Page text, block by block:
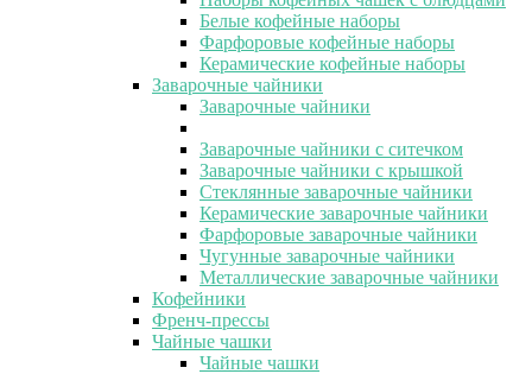
Белые кофейные наборы
Фарфоровые кофейные наборы
Керамические кофейные наборы
Заварочные чайники
Заварочные чайники
Заварочные чайники с ситечком
Заварочные чайники с крышкой
Стеклянные заварочные чайники
Керамические заварочные чайники
Фарфоровые заварочные чайники
Чугунные заварочные чайники
Металлические заварочные чайники
Кофейники
Френч-прессы
Чайные чашки
Чайные чашки